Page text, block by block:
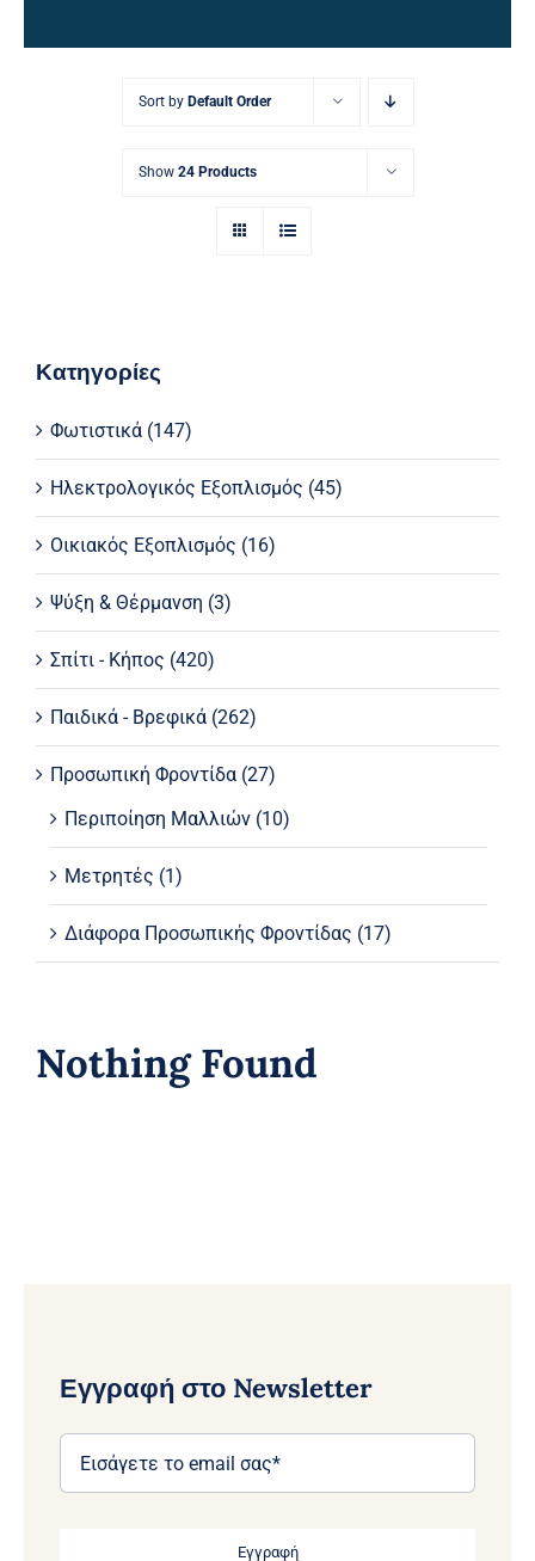
Sort by Default Order
Show 24 Products
Κατηγορίες
Φωτιστικά (147)
Ηλεκτρολογικός Εξοπλισμός (45)
Οικιακός Εξοπλισμός (16)
Ψύξη & Θέρμανση (3)
Σπίτι - Κήπος (420)
Παιδικά - Βρεφικά (262)
Προσωπική Φροντίδα (27)
Περιποίηση Μαλλιών (10)
Μετρητές (1)
Διάφορα Προσωπικής Φροντίδας (17)
Nothing Found
Εγγραφή στο Newsletter
Εγγραφή